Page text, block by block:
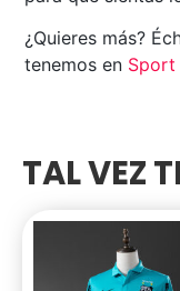
¿Quieres más?
tenemos en Sport
TAL VEZ